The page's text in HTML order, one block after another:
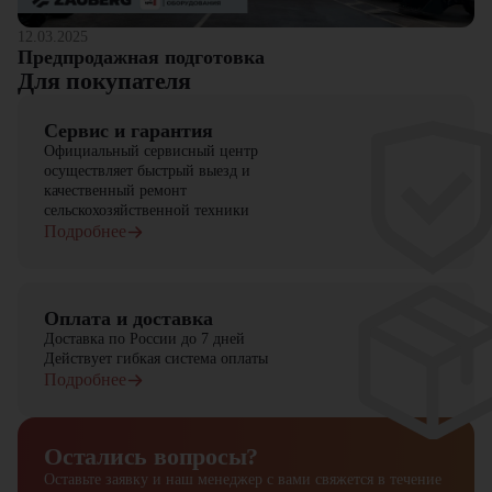
технологиям
Надежность бренда JAC и длительный срок службы
оборудования
Компания "ЦТО" – официальный дилер техники JAC,
У нас вы найдете: широкий выбор спецтехники, вилочных
погрузчиков, малой складской техники, навесного оборудования,
запчасти для долгосрочной эксплуатации, профессиональные
консультации по выбору техники.
12.03.2025
Предпродажная подготовка
Для покупателя
Сервис и гарантия
Официальный сервисный центр
осуществляет быстрый выезд и
качественный ремонт
сельскохозяйственной техники
Подробнее
Оплата и доставка
Доставка по России до 7 дней
Действует гибкая система оплаты
Подробнее
Остались вопросы?
Оставьте заявку и наш менеджер с вами свяжется в течение